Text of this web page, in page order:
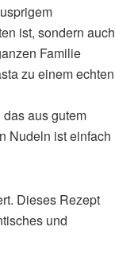
ist, sondern auch
Familie
zu einem echten
aus gutem
Nudeln ist einfach
Dieses Rezept
und